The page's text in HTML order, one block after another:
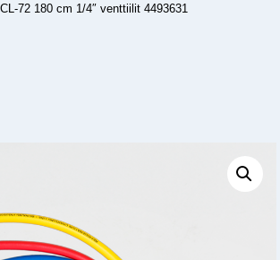
72 180 cm 1/4″ venttiilit 4493631